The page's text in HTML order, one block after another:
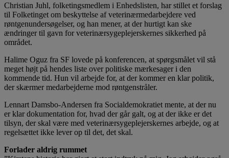
Christian Juhl, folketingsmedlem i Enhedslisten, har stillet et forslag
til Folketinget om beskyttelse af veterinærmedarbejdere ved
røntgenundersøgelser, og han mener, at der hurtigt kan ske
ændringer til gavn for veterinærsygeplejerskernes sikkerhed på
området.
Halime Oguz fra SF lovede på konferencen, at spørgsmålet vil stå
meget højt på hendes liste over politiske mærkesager i den
kommende tid. Hun vil arbejde for, at der kommer en klar politik,
der skærmer medarbejderne mod røntgenstråler.
Lennart Damsbo-Andersen fra Socialdemokratiet mente, at der nu
er klar dokumentation for, hvad der går galt, og at der ikke er det
tilsyn, der skal være med veterinærsygeplejerskernes arbejde, og at
regelsættet ikke lever op til det, det skal.
Forlader aldrig rummet